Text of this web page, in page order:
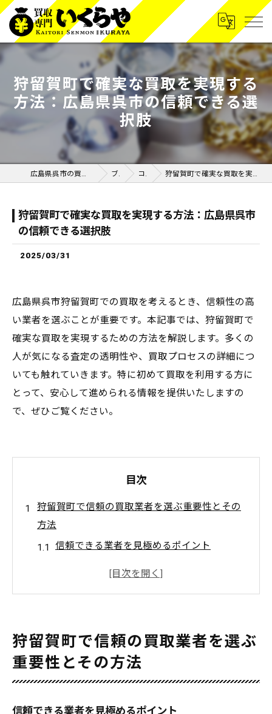
狩留賀町で確実な買取を実現する
方法：広島県呉市の信頼できる選
択肢
広島県呉市の買取なら買取専門いくらや呉広店 ブログ コラム 狩留賀町で確実な買取を実現する方法：広島県呉市の信頼できる選択肢
狩留賀町で確実な買取を実現する方法：広島県呉市
の信頼できる選択肢
2025/03/31
広島県呉市狩留賀町での買取を考えるとき、信頼性の高
い業者を選ぶことが重要です。本記事では、狩留賀町で
確実な買取を実現するための方法を解説します。多くの
人が気になる査定の透明性や、買取プロセスの詳細につ
いても触れていきます。特に初めて買取を利用する方に
とって、安心して進められる情報を提供いたしますの
で、ぜひご覧ください。
目次
狩留賀町で信頼の買取業者を選ぶ重要性とその
方法
信頼できる業者を見極めるポイント
口コミを活用した業者選びのテクニック
実際の取引事例を参考にする
買取査定の透明性が狩留賀町で求められる理由
透明性のある業者が提供する安心感
狩留賀町で信頼の買取業者を選ぶ
重要性とその方法
信頼できる業者を見極めるポイント